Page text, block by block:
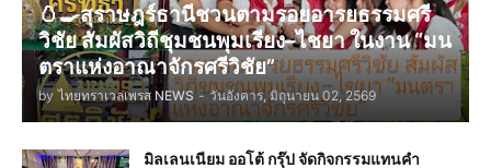
🥚🍳สุราษฎร์ธานีชวนตามรอยอารยธรรมศรี
วิชัย สัมผัสวิถีชุมชนพุมเรียง–ไชยา ในงาน “มน
ตราแห่งอาณาจักรศรีวิชัย”
by ไทยทราเวลเพรส NEWS - วันอังคาร, มิถุนายน 02, 2569
มิลเลนเนียม ออโต้ กรุ๊ป จัดกิจกรรมแทนคำ